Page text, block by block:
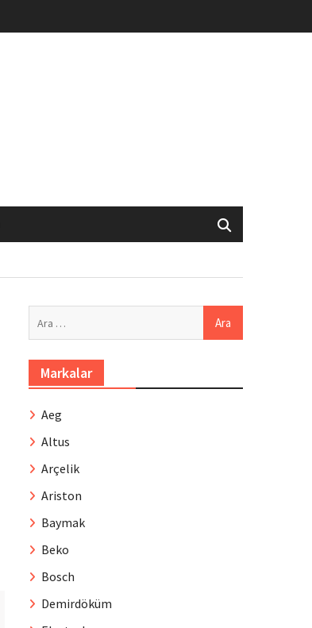
Markalar
Aeg
Altus
Arçelik
Ariston
Baymak
Beko
Bosch
Demirdöküm